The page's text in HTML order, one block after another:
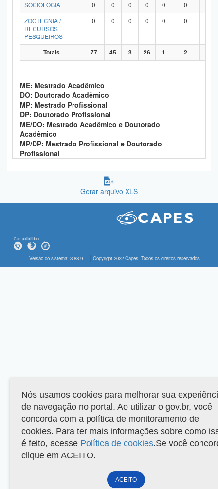
SOCIOLOGIA
0 0 0 0 0 0
ZOOTECNIA /
RECURSOS
PESQUEIROS
0 0 0 0 0 0
Totais 77 45 3 26 1 2
ME: Mestrado Acadêmico
DO: Doutorado Acadêmico
MP: Mestrado Profissional
DP: Doutorado Profissional
ME/DO: Mestrado Acadêmico e Doutorado
Acadêmico
MP/DP: Mestrado Profissional e Doutorado
Profissional
Gerar arquivo XLS
Compatibilidade
Versão do sistema: 3.88.9 Copyright 2022 Capes. Todos os direitos reservados.
Nós usamos cookies para melhorar sua
de navegação no portal. Ao utilizar o gov.br, você
concorda com a política de monitoramento de
cookies. Para ter mais informações sobre como
é feito, acesse Política de cookies.Se você
clique em ACEITO.
ACEITO